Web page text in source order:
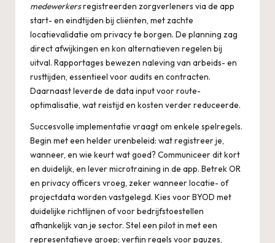
medewerkersregistreerden zorgverleners via de app
start- en eindtijden bij cliënten, met zachte
locatievalidatie om privacy te borgen. De planning zag
direct afwijkingen en kon alternatieven regelen bij
uitval. Rapportages bewezen naleving van arbeids- en
rusttijden, essentieel voor audits en contracten.
Daarnaast leverde de data input voor route-
optimalisatie, wat reistijd en kosten verder reduceerde.
Succesvolle implementatie vraagt om enkele spelregels.
Begin met een helder urenbeleid: wat registreer je,
wanneer, en wie keurt wat goed? Communiceer dit kort
en duidelijk, en lever microtraining in de app. Betrek OR
en privacy officers vroeg, zeker wanneer locatie- of
projectdata worden vastgelegd. Kies voor BYOD met
duidelijke richtlijnen of voor bedrijfstoestellen
afhankelijk van je sector. Stel een pilot in met een
representatieve groep; verfijn regels voor pauzes,